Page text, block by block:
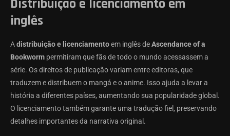
Distribuição e licenciamento em
inglês
Adistribuição e licenciamentoem inglês deAscendance of a
Bookworm permitiram que fãs de todo o mundo acessassem a
série. Os direitos de publicação variam entre editoras, que
traduzem e distribuem o mangá e o anime. Isso ajuda a levar a
história a diferentes países, aumentando sua popularidade global.
O licenciamento também garante uma tradução fiel, preservando
detalhes importantes da narrativa original.